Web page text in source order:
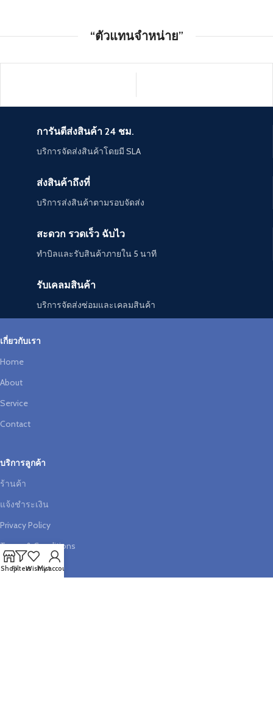
“ตัวแทนจำหน่าย”
การันตีส่งสินค้า 24 ชม.
บริการจัดส่งสินค้าโดยมี SLA
ส่งสินค้าถึงที่
บริการส่งสินค้าตามรอบจัดส่ง
สะดวก รวดเร็ว ฉับไว
ทำบิลและรับสินค้าภายใน 5 นาที
รับเคลมสินค้า
บริการจัดส่งซ่อมและเคลมสินค้า
เกี่ยวกับเรา
Home
About
Service
Contact
บริการลูกค้า
ร้านค้า
แจ้งชำระเงิน
Privacy Policy
Terms & Conditions
ShopFiltersWishlistMy account